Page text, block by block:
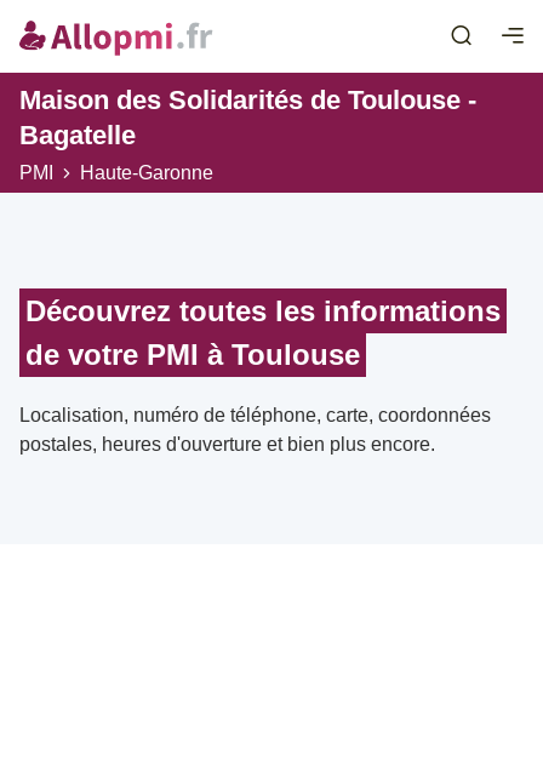
Maison des Solidarités de Toulouse -
Bagatelle
PMI Haute-Garonne
Découvrez toutes les informations
de votre PMI à Toulouse
Localisation, numéro de téléphone, carte, coordonnées
postales, heures d'ouverture et bien plus encore.